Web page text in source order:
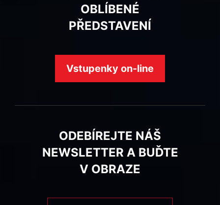
OBLÍBENÉ
PŘEDSTAVENÍ
Vstupenky on-line
ODEBÍREJTE NÁŠ
NEWSLETTER A BUĎTE
V OBRAZE